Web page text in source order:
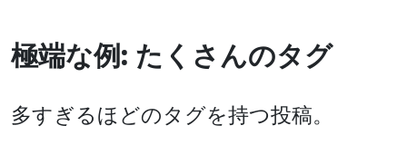
極端な例: たくさんのタグ
多すぎるほどのタグを持つ投稿。